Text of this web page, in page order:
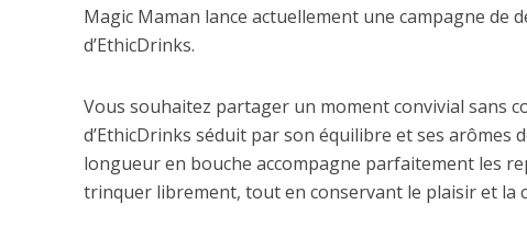
Magic Maman lance actuellement une campagne
d’EthicDrinks.
Vous souhaitez partager un moment convivial sans
d’EthicDrinks séduit par son équilibre et ses
longueur en bouche accompagne parfaitement les
trinquer librement, tout en conservant le plaisir et la